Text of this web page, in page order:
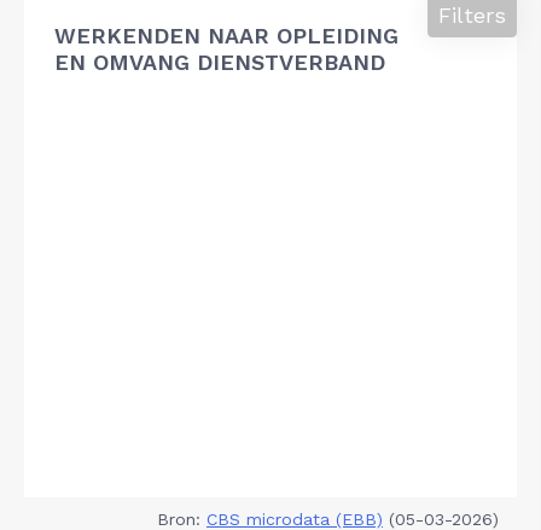
WERKENDEN NAAR OPLEIDING
EN OMVANG DIENSTVERBAND
Filters
Bron: CBS microdata (EBB) (05-03-2026)